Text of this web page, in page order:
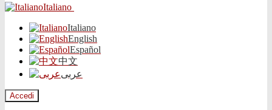
Italiano
Italiano
English
Español
中文
عربى
Accedi